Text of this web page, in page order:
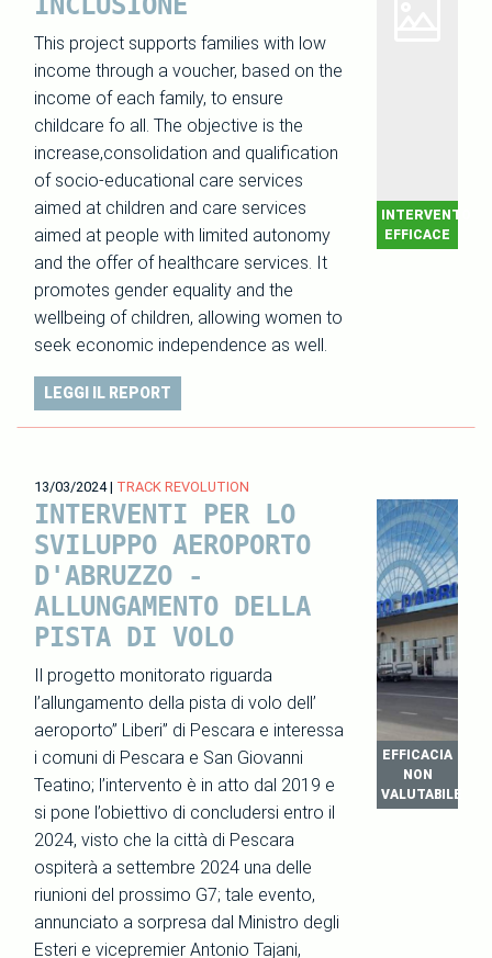
This project supports families with low
income through a voucher, based on the
income of each family, to ensure
childcare fo all. The objective is the
increase,consolidation and qualification
of socio-educational care services
aimed at children and care services
aimed at people with limited autonomy
and the offer of healthcare services. It
promotes gender equality and the
wellbeing of children, allowing women to
seek economic independence as well.
INTERVENTO
EFFICACE
LEGGI IL REPORT
13/03/2024| TRACK REVOLUTION
INTERVENTI PER LO
SVILUPPO AEROPORTO
D'ABRUZZO -
ALLUNGAMENTO DELLA
PISTA DI VOLO
Il progetto monitorato riguarda
l’allungamento della pista di volo dell’
aeroporto” Liberi” di Pescara e interessa
i comuni di Pescara e San Giovanni
Teatino; l’intervento è in atto dal 2019 e
si pone l’obiettivo di concludersi entro il
2024, visto che la città di Pescara
ospiterà a settembre 2024 una delle
riunioni del prossimo G7; tale evento,
annunciato a sorpresa dal Ministro degli
Esteri e vicepremier Antonio Tajani,
EFFICACIA
NON
VALUTABILE